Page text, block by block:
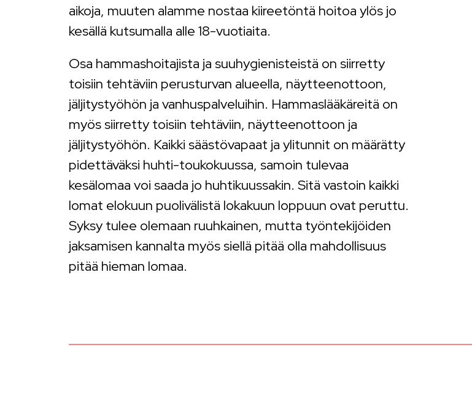
aikoja, muuten alamme nostaa kiireetöntä hoitoa ylös jo
kesällä kutsumalla alle 18-vuotiaita.
Osa hammashoitajista ja suuhygienisteistä on siirretty
toisiin tehtäviin perusturvan alueella, näytteenottoon,
jäljitystyöhön ja vanhuspalveluihin. Hammaslääkäreitä on
myös siirretty toisiin tehtäviin, näytteenottoon ja
jäljitystyöhön. Kaikki säästövapaat ja ylitunnit on määrätty
pidettäväksi huhti-toukokuussa, samoin tulevaa
kesälomaa voi saada jo huhtikuussakin. Sitä vastoin kaikki
lomat elokuun puolivälistä lokakuun loppuun ovat peruttu.
Syksy tulee olemaan ruuhkainen, mutta työntekijöiden
jaksamisen kannalta myös siellä pitää olla mahdollisuus
pitää hieman lomaa.